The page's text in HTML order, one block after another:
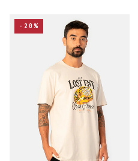
-20%